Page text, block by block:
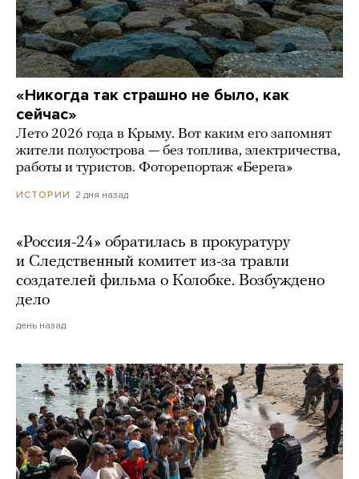
«Никогда так страшно не было, как
сейчас»
Лето 2026 года в Крыму. Вот каким его запомнят
жители полуострова — без топлива, электричества,
работы и туристов. Фоторепортаж «Берега»
ИСТОРИИ 2 дня назад
«Россия-24» обратилась в прокуратуру
и Следственный комитет из-за травли
создателей фильма о Колобке. Возбуждено
дело
день назад